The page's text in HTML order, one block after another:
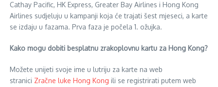
Cathay Pacific, HK Express, Greater Bay Airlines i Hong Kong
Airlines sudjeluju u kampanji koja će trajati šest mjeseci, a karte
se izdaju u fazama. Prva faza je počela 1. ožujka.
Kako mogu dobiti besplatnu zrakoplovnu kartu za Hong Kong?
Možete unijeti svoje ime u lutriju za karte na web
stranici Zračne luke Hong Kong ili se registrirati putem web